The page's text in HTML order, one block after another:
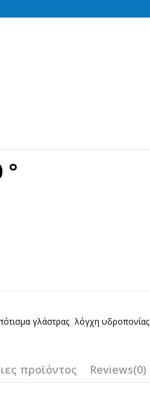
γλάστρας λόγχη υδροπονίας
προϊόντος Reviews(0)